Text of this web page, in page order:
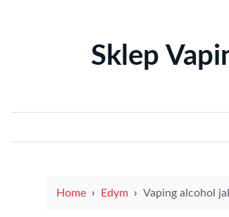
Sklep
Home Edym Vaping alcohol jak działa